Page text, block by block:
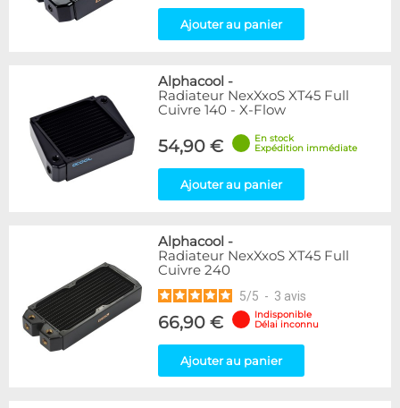
Ajouter au panier
Alphacool -
Radiateur NexXxoS XT45 Full
Cuivre 140 - X-Flow
54,90 €
En stock
Expédition immédiate
Ajouter au panier
Alphacool -
Radiateur NexXxoS XT45 Full
Cuivre 240
5/5 - 3 avis
66,90 €
Indisponible
Délai inconnu
Ajouter au panier